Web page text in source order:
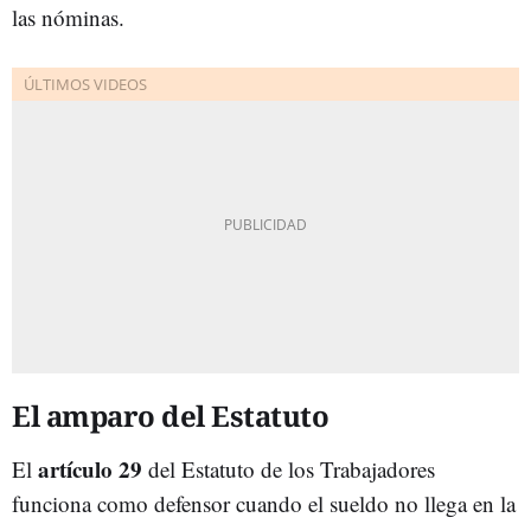
las nóminas.
El amparo del Estatuto
El artículo 29 del Estatuto de los Trabajadores
funciona como defensor cuando el sueldo no llega en la